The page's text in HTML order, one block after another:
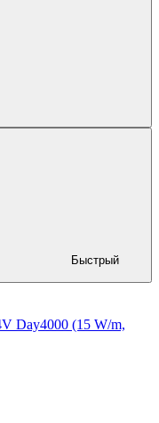
Быстрый
Day4000 (15 W/m,